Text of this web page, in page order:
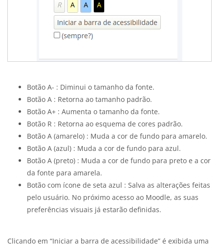
Botão A- : Diminui o tamanho da fonte.
Botão A : Retorna ao tamanho padrão.
Botão A+ : Aumenta o tamanho da fonte.
Botão R : Retorna ao esquema de cores padrão.
Botão A (amarelo) : Muda a cor de fundo para amarelo.
Botão A (azul) : Muda a cor de fundo para azul.
Botão A (preto) : Muda a cor de fundo para preto e a cor
da fonte para amarela.
Botão com ícone de seta azul : Salva as alterações feitas
pelo usuário. No próximo acesso ao Moodle, as suas
preferências visuais já estarão definidas.
Clicando em “Iniciar a barra de acessibilidade” é exibida uma